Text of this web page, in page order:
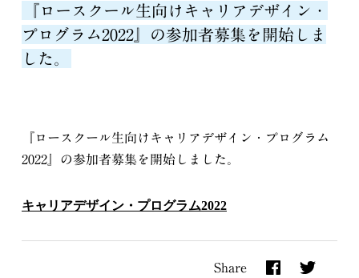
『ロースクール生向けキャリアデザイン・
プログラム2022』の参加者募集を開始しま
した。
『ロースクール生向けキャリアデザイン・プログラム
2022』の参加者募集を開始しました。
キャリアデザイン・プログラム2022
Share